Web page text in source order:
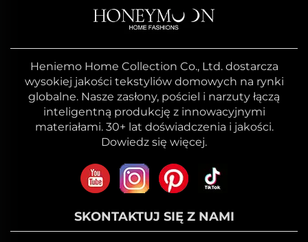
Heniemo Home Collection Co., Ltd. dostarcza
wysokiej jakości tekstyliów domowych na rynki
globalne. Nasze zasłony, pościel i narzuty łączą
inteligentną produkcję z innowacyjnymi
materiałami. 30+ lat doświadczenia i jakości.
Dowiedz się więcej.
SKONTAKTUJ SIĘ Z NAMI